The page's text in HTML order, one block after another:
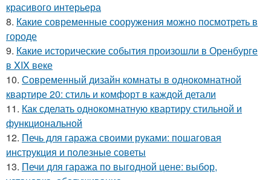
красивого интерьера
8. Какие современные сооружения можно посмотреть в
городе
9. Какие исторические события произошли в Оренбурге
в XIX веке
10. Современный дизайн комнаты в однокомнатной
квартире 20: стиль и комфорт в каждой детали
11. Как сделать однокомнатную квартиру стильной и
функциональной
12. Печь для гаража своими руками: пошаговая
инструкция и полезные советы
13. Печи для гаража по выгодной цене: выбор,